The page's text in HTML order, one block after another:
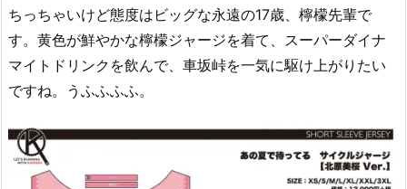
ちっちゃいけど態度はビッグな永遠の17歳、檸檬先輩で
す。黄色が鮮やかな檸檬ジャージを着て、スーパーダイナ
マイトドリンクを飲んで、車坂峠を一気に駆け上がりたい
ですね。うふふふふ。